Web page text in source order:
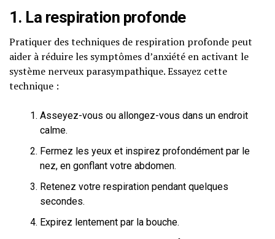
1. La respiration profonde
Pratiquer des techniques de respiration profonde peut
aider à réduire les symptômes d’anxiété en activant le
système nerveux parasympathique. Essayez cette
technique :
Asseyez-vous ou allongez-vous dans un endroit
calme.
Fermez les yeux et inspirez profondément par le
nez, en gonflant votre abdomen.
Retenez votre respiration pendant quelques
secondes.
Expirez lentement par la bouche.